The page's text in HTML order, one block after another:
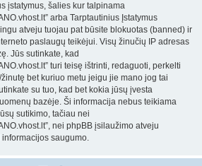
įstatymus, šalies kur talpinama
arba Tarptautinius Įstatymus
atveju tuojau pat būsite blokuotas (banned) ir
paslaugų teikėjui. Visų žinučių IP adresas
Jūs sutinkate, kad
turi teisę ištrinti, redaguoti, perkelti
bet kuriuo metu jeigu jie mano jog tai
su tuo, kad bet kokia jūsų įvesta
bazėje. Ši informacija nebus teikiama
sutikimo, tačiau nei
nei phpBB įsilaužimo atveju
saugumo.